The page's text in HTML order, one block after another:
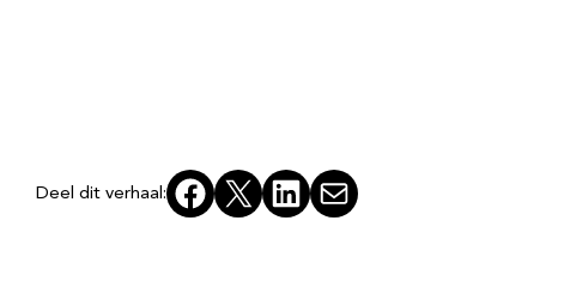
Deel dit verhaal: Facebook
X LinkedInE-mail